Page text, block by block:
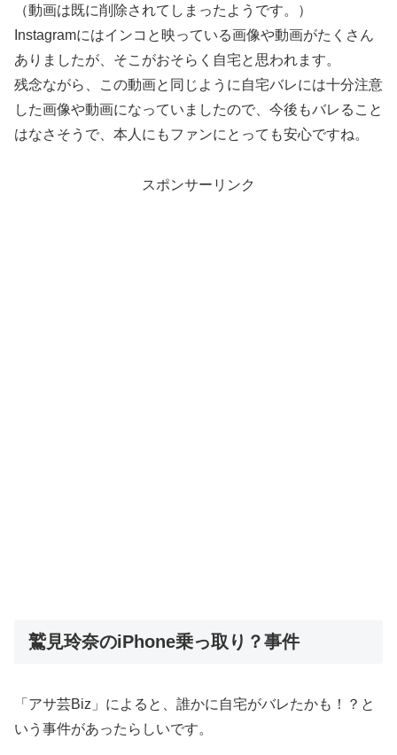
（動画は既に削除されてしまったようです。）
Instagramにはインコと映っている画像や動画がたくさん
ありましたが、そこがおそらく自宅と思われます。
残念ながら、この動画と同じように自宅バレには十分注意
した画像や動画になっていましたので、今後もバレること
はなさそうで、本人にもファンにとっても安心ですね。
スポンサーリンク
鷲見玲奈のiPhone乗っ取り？事件
「アサ芸Biz」によると、誰かに自宅がバレたかも！？と
いう事件があったらしいです。